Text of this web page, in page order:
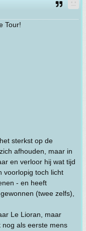
Tour!
sterkst op de
afhouden, maar in
en verloor hij wat tijd
voorlopig toch licht
- en heeft
(twee zelfs),
Le Lioran, maar
nog als eerste mens